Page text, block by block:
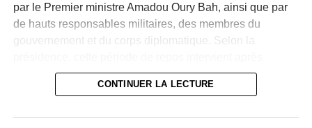
par le Premier ministre Amadou Oury Bah, ainsi que par
de hauts responsables militaires, des membres du
gouvernement et du corps diplomatique. Selon la
plusieurs années d’intense activité à la tête du pays et
précède la poursuite des réformes engagées.
Quelques heures après le départ présidentiel, le chef
CONTINUER LA LECTURE